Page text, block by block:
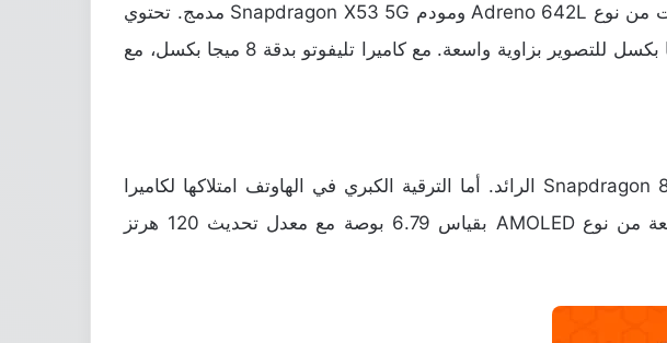
المعالج ثمانى النواة بتردد Kryo 670 بسرعة تصل إلى 2.4 جيجا هرتز ؛ مع معالج رسوميات من نوع Adreno 642L ومودم Snapdragon X53 5G مدمج. تحتوي
علي كاميرا خلفية رئيسية بدقة بدقة 50 ميجابكسل، بالإضافة الى كاميرا ثانية بدقة 13 ميجا بكسل للتصوير بزاوية واسعة. مع كاميرا تليفوتو بدقة 8 ميجا بكسل، مع
من المتوقع أيضًا يأتي هاتفي Honor 50 Pro و +Honor 50 Pro مدعومان بمعالج Snapdragon 888 الرائد. أما الترقية الكبري في الهاوتف امتلاكها لكاميرا
متعددة الوحدات مزودة بمستشعر رئيسي بدقة 50 ميجابكسل . بالإضافة الي شاشة رائعة من نوع AMOLED بقياس 6.79 بوصة مع معدل تحديث 120 هرتز